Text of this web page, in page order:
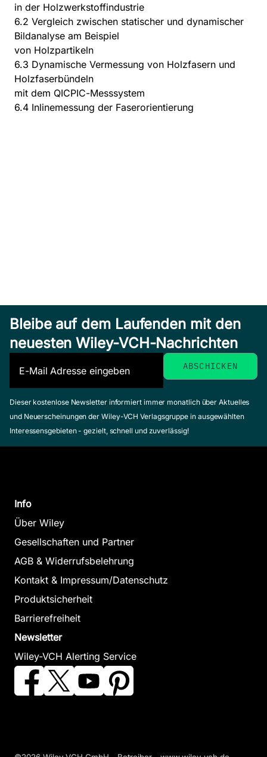
in der Holzwerkstoffindustrie
6.2 Vergleich zwischen statischer und dynamischer
Bildanalyse am Beispiel
von Holzpartikeln
6.3 Dynamische Vermessung von Holzfasern und
Holzfaserbündeln
mit dem QICPIC-Messsystem
6.4 Inlinemessung der Faserorientierung
Bleibe auf dem Laufenden mit den
neuesten Wiley-VCH-Nachrichten
Dieser kostenlose Newsletter informiert immer monatlich über Aktuelles
und Neuerscheinungen der Wiley-VCH Verlagsgruppe in ausgewählten
Interessensgebieten - gezielt, schnell und zuverlässig!
Info
Über Wiley
Gesellschaften und Partner
AGB & Widerrufsbelehrung
Kontakt & Impressum/Datenschutz
Produktsicherheit
Barrierefreiheit
Newsletter
Wiley-VCH Alerting Service